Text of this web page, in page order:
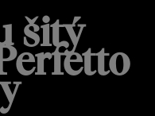
šitý